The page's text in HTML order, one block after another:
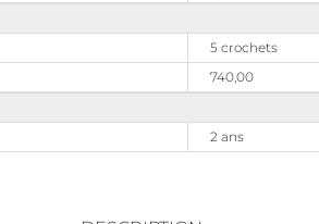
5 crochets
740,00
2 ans